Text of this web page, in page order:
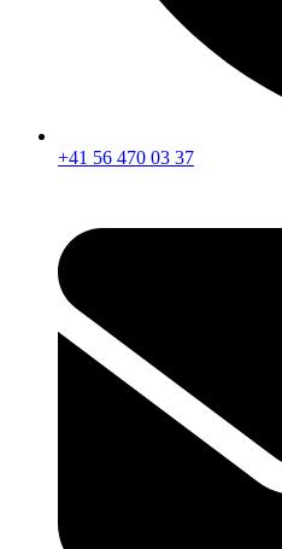
+41 56 470 03 37